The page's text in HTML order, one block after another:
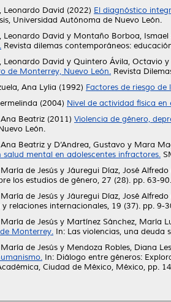
Leonardo David (2022) El diagnóstico
Universidad Autónoma de Nuevo León.
Leonardo David y Montaño Borboa, Ismael
Revista dilemas contemporáneos:
Leonardo David y Quintero Ávila, Octavio y
de Monterrey, Nuevo León. Revista
Ana Lylia (1992) Factores de riesgo
(2004) Nivel de actividad física
Beatriz (2011) Violencia de género,
León.
Beatriz y D’Andrea, Gustavo y Mara
salud mental en adolescentes infractores.
de Jesús y Jáuregui Díaz, José Alfredo
los estudios de género, 27 (28). pp. 63-90.
de Jesús y Jáuregui Díaz, José Alfredo
relaciones internacionales, 19 (37). pp. 9-
de Jesús y Martínez Sánchez, María
Monterrey. In: Las violencias, una deuda
de Jesús y Mendoza Robles, Diana
In: Diálogo entre géneros:
Ciudad de México, México, pp.